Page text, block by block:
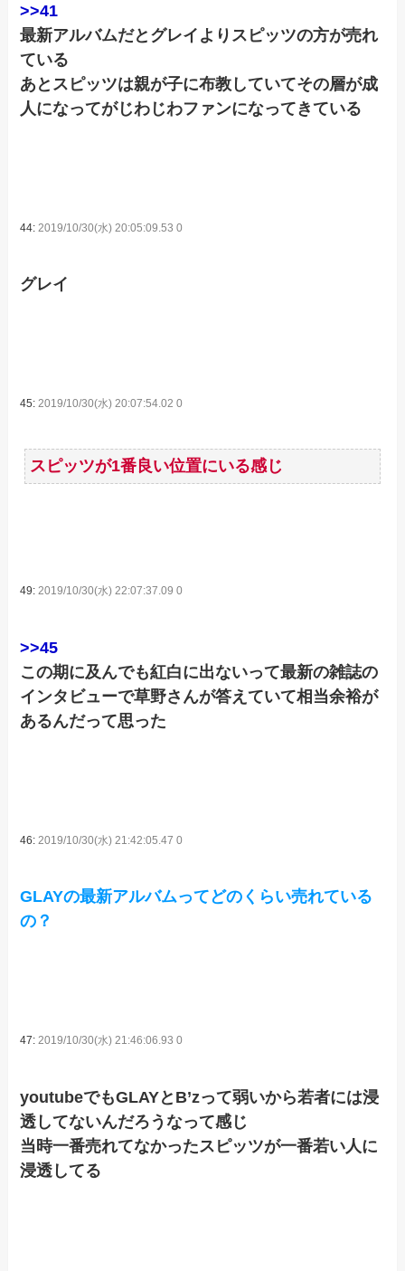
>>41
最新アルバムだとグレイよりスピッツの方が売れ
ている
あとスピッツは親が子に布教していてその層が成
人になってがじわじわファンになってきている
44: 2019/10/30(水) 20:05:09.53 0
グレイ
45:2019/10/30(水) 20:07:54.02 0
スピッツが1番良い位置にいる感じ
49:2019/10/30(水) 22:07:37.09 0
>>45
この期に及んでも紅白に出ないって最新の雑誌の
インタビューで草野さんが答えていて相当余裕が
あるんだって思った
46: 2019/10/30(水) 21:42:05.47 0
GLAYの最新アルバムってどのくらい売れている
の？
47:2019/10/30(水) 21:46:06.93 0
youtubeでもGLAYとB’zって弱いから若者には浸
透してないんだろうなって感じ
当時一番売れてなかったスピッツが一番若い人に
浸透してる